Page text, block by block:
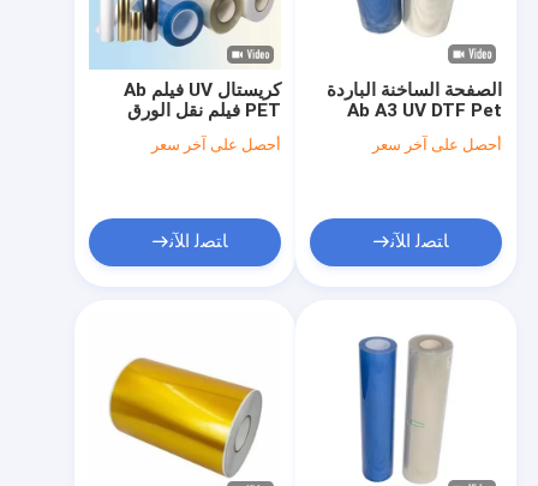
حول بنا
مواد الطباعة فوق البنفسجية
مواد الطباعة دي تي إف
مسحوق الطباعة المنسحب
فيلم الطباعة الضوئية
كريستال UV فيلم Ab
PET فيلم نقل الورق
للكرتون / المعدن / الجلد
أحصل على آخر سعر
ﺎﺘﺼﻟ ﺍﻶﻧ
الصفحة الساخنة الباردة
Ab A3 UV DTF Pet
Transfer Film 60cm
أحصل على آخر سعر
ﺎﺘﺼﻟ ﺍﻶﻧ